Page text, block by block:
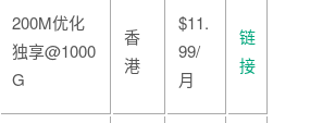
200M优化
独享@1000
G
香
港
$11.
99/
月
链
接